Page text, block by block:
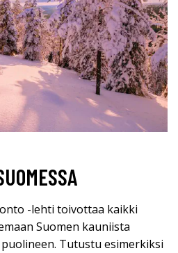
-lehti toivottaa kaikki
Suomen kauniista
Tutustu esimerkiksi